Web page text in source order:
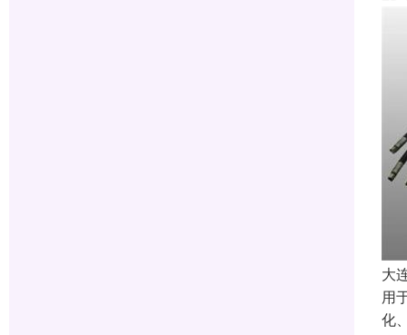
大
用
化